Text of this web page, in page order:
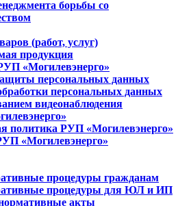
борьбы со
(работ, услуг)
продукция
«Могилевэнерго»
персональных данных
персональных данных
видеонаблюдения
политика РУП «Могилевэнерго»
«Могилевэнерго»
процедуры гражданам
процедуры для ЮЛ и ИП
акты